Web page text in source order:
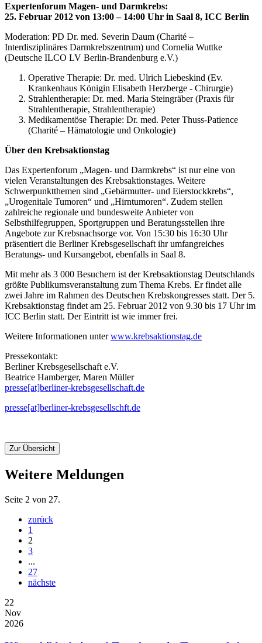
Expertenforum Magen- und Darmkrebs:
25. Februar 2012 von 13:00 – 14:00 Uhr in Saal 8, ICC Berlin
Moderation: PD Dr. med. Severin Daum (Charité –
Interdisziplinäres Darmkrebszentrum) und Cornelia Wuttke
(Deutsche ILCO LV Berlin-Brandenburg e.V.)
Operative Therapie: Dr. med. Ulrich Liebeskind (Ev.
Krankenhaus Königin Elisabeth Herzberge - Chirurgie)
Strahlentherapie: Dr. med. Maria Steingräber (Praxis für
Strahlentherapie, Strahlentherapie)
Medikamentöse Therapie: Dr. med. Peter Thuss-Patience
(Charité – Hämatologie und Onkologie)
Über den Krebsaktionstag
Das Expertenforum „Magen- und Darmkrebs“ ist nur eine von
vielen Veranstaltungen des Krebsaktionstages. Weitere
Schwerpunktthemen sind „Gebärmutter- und Eierstockkrebs“,
„Urogenitale Tumoren“ und „Hirntumoren“. Zudem stellen
zahlreiche regionale und bundesweite Anbieter von
Selbsthilfegruppen, Sportgruppen und Beratungsstellen ihre
Angebote zur Krebsnachsorge vor. Von 15:30 bis 16:30 Uhr
präsentiert die Berliner Krebsgesellschaft ihr umfangreiches
Beratungs- und Kursangebot, ebenfalls in Saal 8.
Mit mehr als 3 000 Besuchern ist der Krebsaktionstag Deutschlands
größte Publikumsveranstaltung zum Thema Krebs. Er findet alle
zwei Jahre im Rahmen des Deutschen Krebskongresses statt. Der 5.
Krebsaktionstag findet am 25. Februar 2012 von 9.30 bis 17 Uhr im
ICC Berlin statt. Der Eintritt ist wie immer frei.
Weitere Informationen unterwww.krebsaktionstag.de
Pressekontakt:
Berliner Krebsgesellschaft e.V.
Beatrice Hamberger, Maren Müller
presse[at]berliner-krebsgesellschaft.de
presse[at]berliner-krebsgesellschft.de
Zur Übersicht
Weitere Meldungen
Seite 2 von 27.
zurück
1
2
3
...
27
nächste
22
Nov
2026